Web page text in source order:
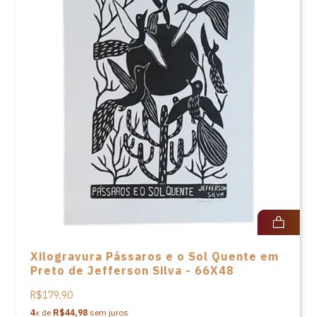
Xilogravura Pássaros e o Sol Quente em
Preto de Jefferson Silva - 66X48
R$179,90
4x de R$44,98 sem juros